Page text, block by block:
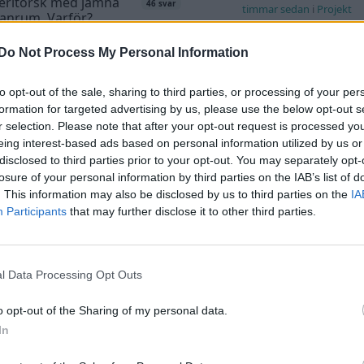
Do Not Process My Personal Information
opt-out of the sale, sharing to third parties, or processing of your
for targeted advertising by us, please use the below opt-out
selection. Please note that after your opt-out request is processed
interest-based ads based on personal information utilized by us
to third parties prior to your opt-out. You may separately
of your personal information by third parties on the IAB’s list of
This information may also be disclosed by us to third parties on the
Participants that may further disclose it to other third parties.
Data Processing Opt Outs
opt-out of the Sharing of my personal data.
Varför?
46 svar
iGenerell felsökning
i vevhus, Volvo
1 svar
inlägget avMossan1 för 23
sedan
Generell felsökning
Husqvarna
1955
2 svar
inlägget avMossan1 tisdag 19:42i
fordon
och polera rinningar 4 svar
inlägget av
turboblondie tisdag
Bilvård och biltvätt
-04 2.5 TDI dör
under körning,
Delar bytta
timmar sedan i Projekt
(kaross eller delar
sedaniProjekt
Camaro som
Senaste inlägget av
iProjekt
Volvo 740 GLT
Projekt
Senaste inlägget av
Volvo 142